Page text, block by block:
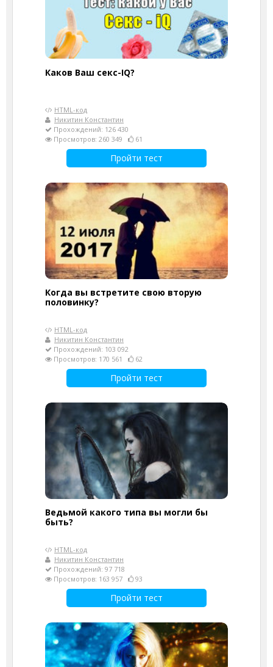
Каков Ваш секс-IQ?
HTML-код
Никитин Константин
Прохождений: 126 430
Просмотров: 260 349
61
Пройти тест
Когда вы встретите свою вторую
половинку?
HTML-код
Никитин Константин
Прохождений: 103 092
Просмотров: 170 561
62
Пройти тест
Ведьмой какого типа вы могли бы
быть?
HTML-код
Никитин Константин
Прохождений: 97 718
Просмотров: 163 957
93
Пройти тест